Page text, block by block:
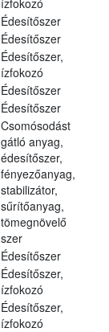
Édesítőszer
Édesítőszer
Édesítőszer,
ízfokozó
Édesítőszer
Édesítőszer
Csomósodást
gátló anyag,
édesítőszer,
fényezőanyag,
stabilizátor,
sűrítőanyag,
tömegnövelő
szer
Édesítőszer
Édesítőszer,
ízfokozó
Édesítőszer,
ízfokozó